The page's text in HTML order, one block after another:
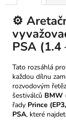
⚙️
PSA (1.4
Tato rozsáhlá
každou dílnu
rozvodovým
šestiválců BMW
řady Prince
PSA, které